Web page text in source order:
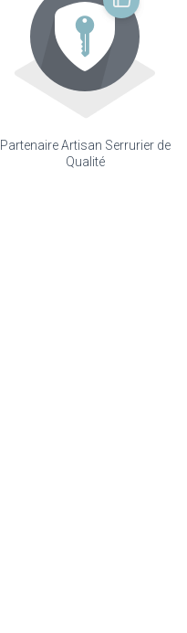
Partenaire Artisan Serrurier de
Qualité